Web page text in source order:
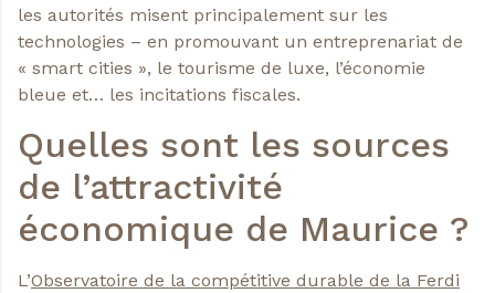
les autorités misent principalement sur les
technologies – en promouvant un entreprenariat de
« smart cities », le tourisme de luxe, l’économie
bleue et… les incitations fiscales.
Quelles sont les sources
de l’attractivité
économique de Maurice ?
L’Observatoire de la compétitive durable de la Ferdi